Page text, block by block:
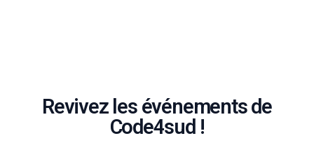
Revivez les événements de
Code4sud !